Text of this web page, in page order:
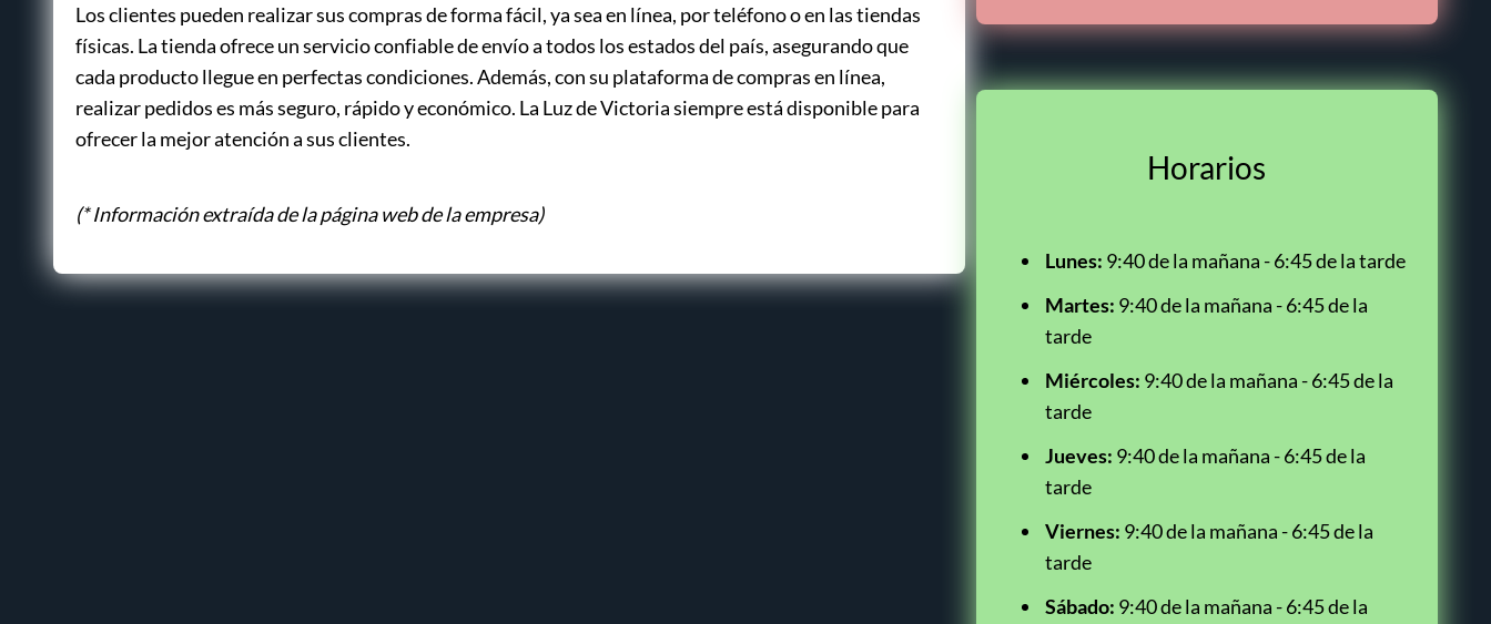
Los clientes pueden realizar sus compras de forma fácil, ya sea en línea, por teléfono o en las tiendas
físicas. La tienda ofrece un servicio confiable de envío a todos los estados del país, asegurando que
cada producto llegue en perfectas condiciones. Además, con su plataforma de compras en línea,
realizar pedidos es más seguro, rápido y económico. La Luz de Victoria siempre está disponible para
ofrecer la mejor atención a sus clientes.
(* Información extraída de la página web de la empresa)
Horarios
Lunes: 9:40 de la mañana - 6:45 de la tarde
Martes: 9:40 de la mañana - 6:45 de la
tarde
Miércoles: 9:40 de la mañana - 6:45 de la
tarde
Jueves: 9:40 de la mañana - 6:45 de la
tarde
Viernes: 9:40 de la mañana - 6:45 de la
tarde
Sábado: 9:40 de la mañana - 6:45 de la